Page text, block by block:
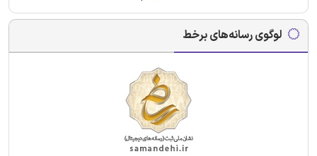
لوگوی رسانه‌های برخط